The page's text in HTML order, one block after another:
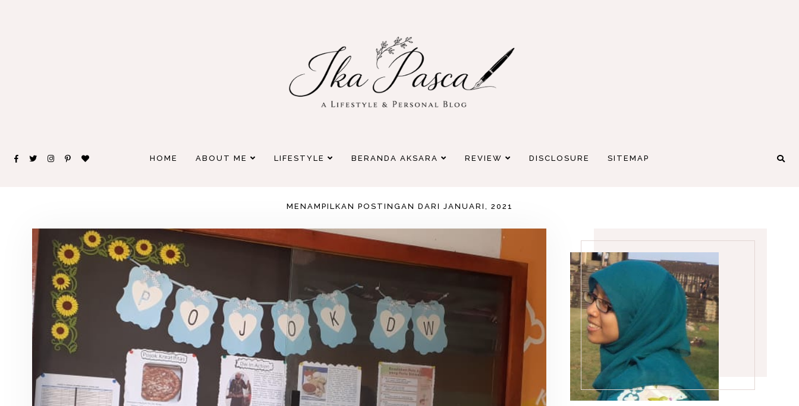
HOME ABOUT ME LIFESTYLE BERANDA AKSARA REVIEW DISCLOSURE SITEMAP
MENAMPILKAN POSTINGAN DARI JANUARI, 2021